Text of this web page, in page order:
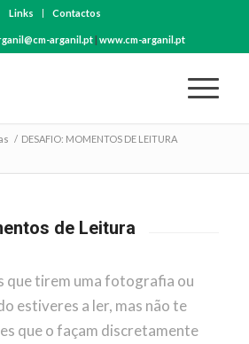
Links Contactos
arganil.pt| www.cm-arganil.pt
/ DESAFIO: MOMENTOS DE LEITURA
de Leitura
que tirem uma fotografia ou
estiveres a ler, mas não te
que o façam discretamente